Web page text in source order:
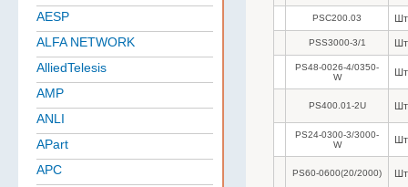
AESP
ALFA NETWORK
AlliedTelesis
AMP
ANLI
APart
APC
PSC200.03
PSS3000-3/1
PS48-0026-4/0350-
W
PS400.01-2U
PS24-0300-3/3000-
W
PS60-0600(20/2000)